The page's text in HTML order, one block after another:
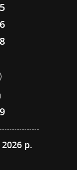
р.